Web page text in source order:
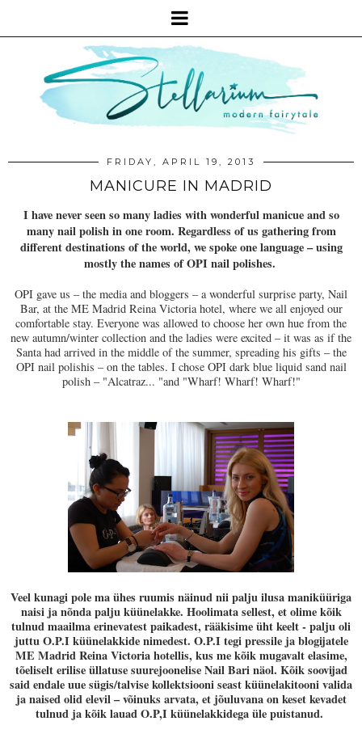
FRIDAY, APRIL 19, 2013
MANICURE IN MADRID
I have never seen so many ladies with wonderful manicue and so
many nail polish in one room. Regardless of us gathering from
different destinations of the world, we spoke one language – using
mostly the names of OPI nail polishes.
OPI gave us – the media and bloggers – a wonderful surprise party, Nail
Bar, at the ME Madrid Reina Victoria hotel, where we all enjoyed our
comfortable stay. Everyone was allowed to choose her own hue from the
new autumn/winter collection and the ladies were excited – it was as if the
Santa had arrived in the middle of the summer, spreading his gifts – the
OPI nail polishis – on the tables. I chose OPI dark blue liquid sand nail
polish – "Alcatraz... "and "Wharf! Wharf! Wharf!"
Veel kunagi pole ma ühes ruumis näinud nii palju ilusa maniküüriga
naisi ja nõnda palju küünelakke. Hoolimata sellest, et olime kõik
tulnud maailma erinevatest paikadest, rääkisime üht keelt - palju oli
juttu O.P.I küünelakkide nimedest. O.P.I tegi pressile ja blogijatele
ME Madrid Reina Victoria hotellis, kus me kõik mugavalt elasime,
tõeliselt erilise üllatuse suurejoonelise Nail Bari näol. Kõik soovijad
said endale uue sügis/talvise kollektsiooni seast küünelakitooni valida
ja naised olid elevil – võinuks arvata, et jõuluvana on keset kevadet
tulnud ja kõik lauad O.P,I küünelakkidega üle puistanud.